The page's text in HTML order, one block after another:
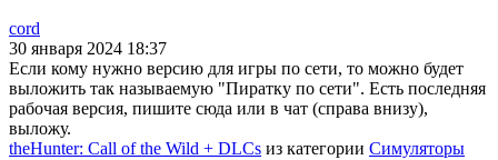
cord
30 января 2024 18:37
Если кому нужно версию для игры по сети, то можно будет
выложить так называемую "Пиратку по сети". Есть последняя
рабочая версия, пишите сюда или в чат (справа внизу),
выложу.
theHunter: Call of the Wild + DLCs из категории Симуляторы